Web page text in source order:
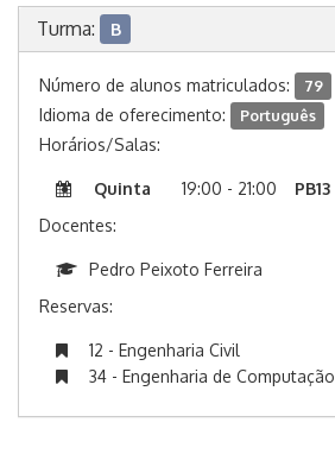
Turma: B
Número de alunos matriculados: 79
Idioma de oferecimento: Português
Horários/Salas:
Quinta 19:00 - 21:00
PB13
Docentes:
Pedro Peixoto Ferreira
Reservas:
12 - Engenharia Civil
34 - Engenharia de Computação